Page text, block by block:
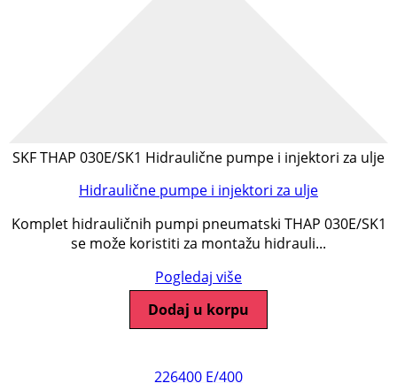
SKF THAP 030E/SK1 Hidraulične pumpe i injektori za ulje
Hidraulične pumpe i injektori za ulje
Komplet hidrauličnih pumpi pneumatski THAP 030E/SK1
se može koristiti za montažu hidrauli...
Pogledaj više
Dodaj u korpu
226400 E/400